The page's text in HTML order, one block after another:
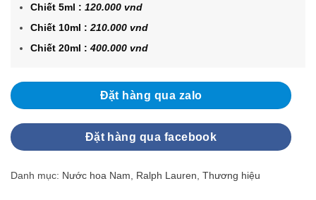
Chiết 5ml :120.000 vnd
Chiết 10ml :210.000 vnd
Chiết 20ml :400.000 vnd
Đặt hàng qua zalo
Đặt hàng qua facebook
Danh mục: Nước hoa Nam Ralph Lauren Thương hiệu